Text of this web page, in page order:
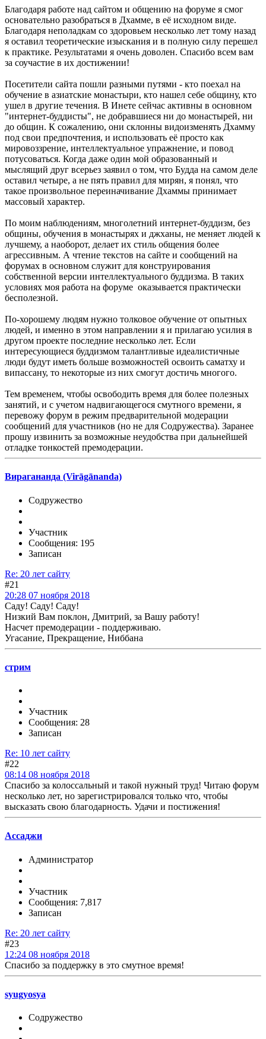
Благодаря работе над сайтом и общению на форуме я смог
основательно разобраться в Дхамме, в её исходном виде.
Благодаря неполадкам со здоровьем несколько лет тому назад
я оставил теоретические изыскания и в полную силу перешел
к практике. Результатами я очень доволен. Спасибо всем вам
за соучастие в их достижении!
Посетители сайта пошли разными путями - кто поехал на
обучение в азиатские монастыри, кто нашел себе общину, кто
ушел в другие течения. В Инете сейчас активны в основном
"интернет-буддисты", не добравшиеся ни до монастырей, ни
до общин. К сожалению, они склонны видоизменять Дхамму
под свои предпочтения, и использовать её просто как
мировоззрение, интеллектуальное упражнение, и повод
потусоваться. Когда даже один мой образованный и
мыслящий друг всерьез заявил о том, что Будда на самом деле
оставил четыре, а не пять правил для мирян, я понял, что
такое произвольное переиначивание Дхаммы принимает
массовый характер.
По моим наблюдениям, многолетний интернет-буддизм, без
общины, обучения в монастырях и джханы, не меняет людей к
лучшему, а наоборот, делает их стиль общения более
агрессивным. А чтение текстов на сайте и сообщений на
форумах в основном служит для конструирования
собственной версии интеллектуального буддизма. В таких
условиях моя работа на форуме оказывается практически
бесполезной.
По-хорошему людям нужно толковое обучение от опытных
людей, и именно в этом направлении я и прилагаю усилия в
другом проекте последние несколько лет. Если
интересующиеся буддизмом талантливые идеалистичные
люди будут иметь больше возможностей освоить саматху и
випассану, то некоторые из них смогут достичь многого.
Тем временем, чтобы освободить время для более полезных
занятий, и с учетом надвигающегося смутного времени, я
перевожу форум в режим предварительной модерации
сообщений для участников (но не для Содружества). Заранее
прошу извинить за возможные неудобства при дальнейшей
отладке тонкостей премодерации.
Вирагананда (Virāgānanda)
Содружество
Участник
Сообщения: 195
Записан
Re: 20 лет сайту
#21
20:28 07 ноября 2018
Саду! Саду! Саду!
Низкий Вам поклон, Дмитрий, за Вашу работу!
Насчет премодерации - поддерживаю.
Угасание, Прекращение, Ниббана
стрим
Участник
Сообщения: 28
Записан
Re: 10 лет сайту
#22
08:14 08 ноября 2018
Спасибо за колоссальный и такой нужный труд! Читаю форум
несколько лет, но зарегистрировался только что, чтобы
высказать свою благодарность. Удачи и постижения!
Ассаджи
Администратор
Участник
Сообщения: 7,817
Записан
Re: 20 лет сайту
#23
12:24 08 ноября 2018
Спасибо за поддержку в это смутное время!
syugyosya
Содружество